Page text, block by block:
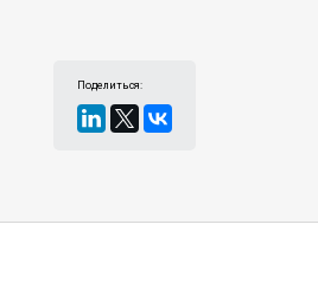
Поделиться: